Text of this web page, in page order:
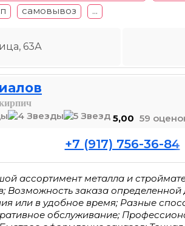
самовывоз ...
63А
5,00 59
+7 (917) 756-36-84
ассортимент металла и
Возможность заказа
или в удобное время; Разные
обслуживание;